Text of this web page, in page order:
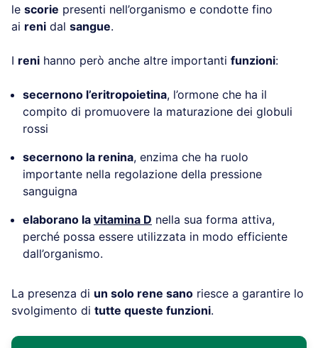
le scorie presenti nell’organismo e condotte fino
ai reni dal sangue.
I reni hanno però anche altre importanti funzioni:
secernono l’eritropoietina, l’ormone che ha il
compito di promuovere la maturazione dei globuli
rossi
secernono la renina, enzima che ha ruolo
importante nella regolazione della pressione
sanguigna
elaborano la vitamina D nella sua forma attiva,
perché possa essere utilizzata in modo efficiente
dall’organismo.
La presenza di un solo rene sano riesce a garantire lo
svolgimento di tutte queste funzioni.